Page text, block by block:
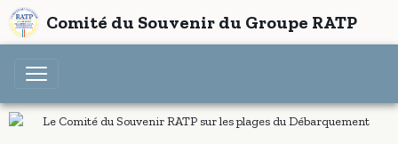
Comité du Souvenir du Groupe RATP